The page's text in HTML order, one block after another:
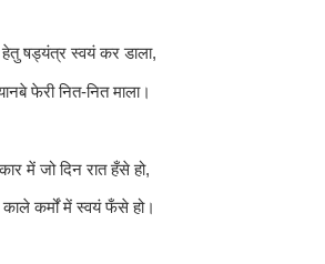
षड्यंत्र स्वयं कर डाला,
फेरी नित-नित माला।
में जो दिन रात हँसे हो,
कर्मों में स्वयं फँसे हो।